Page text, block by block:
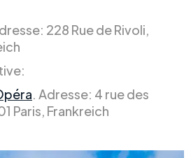
228 Rue de Rivoli,
. Adresse: 4 rue des
Paris, Frankreich